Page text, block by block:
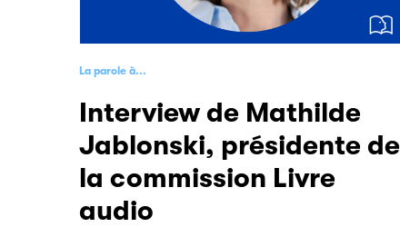
La parole à...
Interview de Mathilde
Jablonski, présidente de
la commission Livre
audio